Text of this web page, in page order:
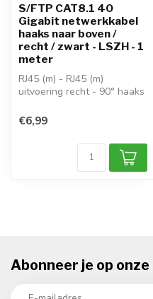
S/FTP CAT8.1 40
Gigabit netwerkkabel
haaks naar boven /
recht / zwart - LSZH - 1
meter
RJ45 (m) - RJ45 (m)
uitvoering recht - 90° haaks
CAT8.1 (Gigabit,...
€6,99
Abonneer je op